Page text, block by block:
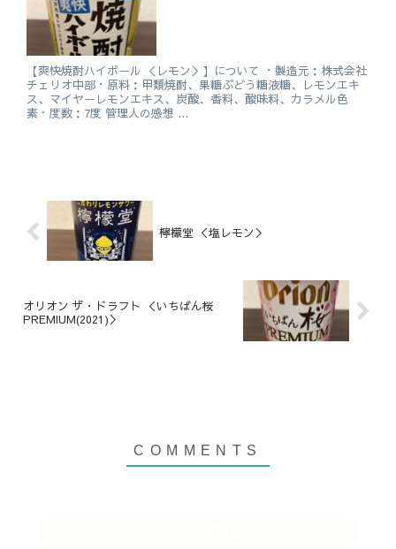
【爽快焼酎ハイボール ＜レモン＞】について ・製造元：株式会社
チェリオ中部・原料：甲類焼酎、果糖ぶどう糖液糖、レモンエキ
ス、マイヤーレモンエキス、炭酸、香料、酸味料、カラメル色
素・度数：7度 管理人の感想 ...
檸檬堂 ＜塩レモン＞
オリオン ザ・ドラフト ＜いちばん桜
PREMIUM(2021)＞